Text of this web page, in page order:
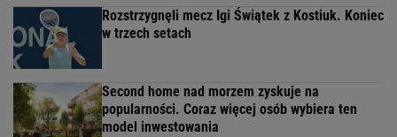
Rozstrzygnęli mecz Igi Świątek z Kostiuk. Koniec
w trzech setach
Second home nad morzem zyskuje na
popularności. Coraz więcej osób wybiera ten
model inwestowania